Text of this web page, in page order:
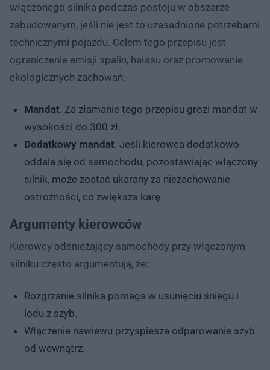
włączonego silnika podczas postoju w obszarze
zabudowanym, jeśli nie jest to uzasadnione potrzebami
technicznymi pojazdu. Celem tego przepisu jest
ograniczenie emisji spalin, hałasu oraz promowanie
ekologicznych zachowań.
Mandat. Za złamanie tego przepisu grozi mandat w
wysokości do 300 zł.
Dodatkowy mandat. Jeśli kierowca dodatkowo
oddala się od samochodu, pozostawiając włączony
silnik, może zostać ukarany za niezachowanie
ostrożności, co zwiększa karę.
Argumenty kierowców
Kierowcy odśnieżający samochody przy włączonym
silniku często argumentują, że:
Rozgrzanie silnika pomaga w usunięciu śniegu i
lodu z szyb.
Włączenie nawiewu przyspiesza odparowanie szyb
od wewnątrz.